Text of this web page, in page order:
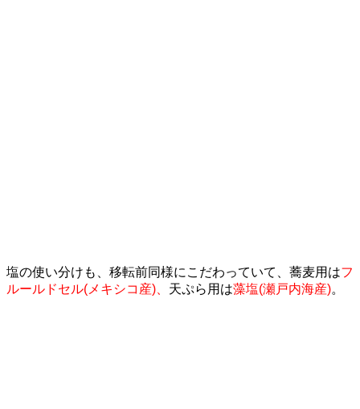
塩の使い分けも、移転前同様にこだわっていて、 蕎麦用はフ
ルールドセル(メキシコ産)、 天ぷら用は藻塩(瀬戸内海産)。